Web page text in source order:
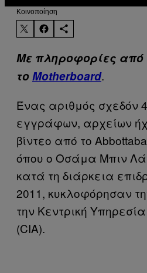
Kοινοποίηση
Mε πληροφορίες από
τοMotherboard.
Ένας αριθμός σχεδόν
εγγράφων, αρχείων
βίντεο από το
όπου ο Οσάμα Μπιν
κατά τη διάρκεια
2011, κυκλοφόρησαν
την Κεντρική
(CIA).